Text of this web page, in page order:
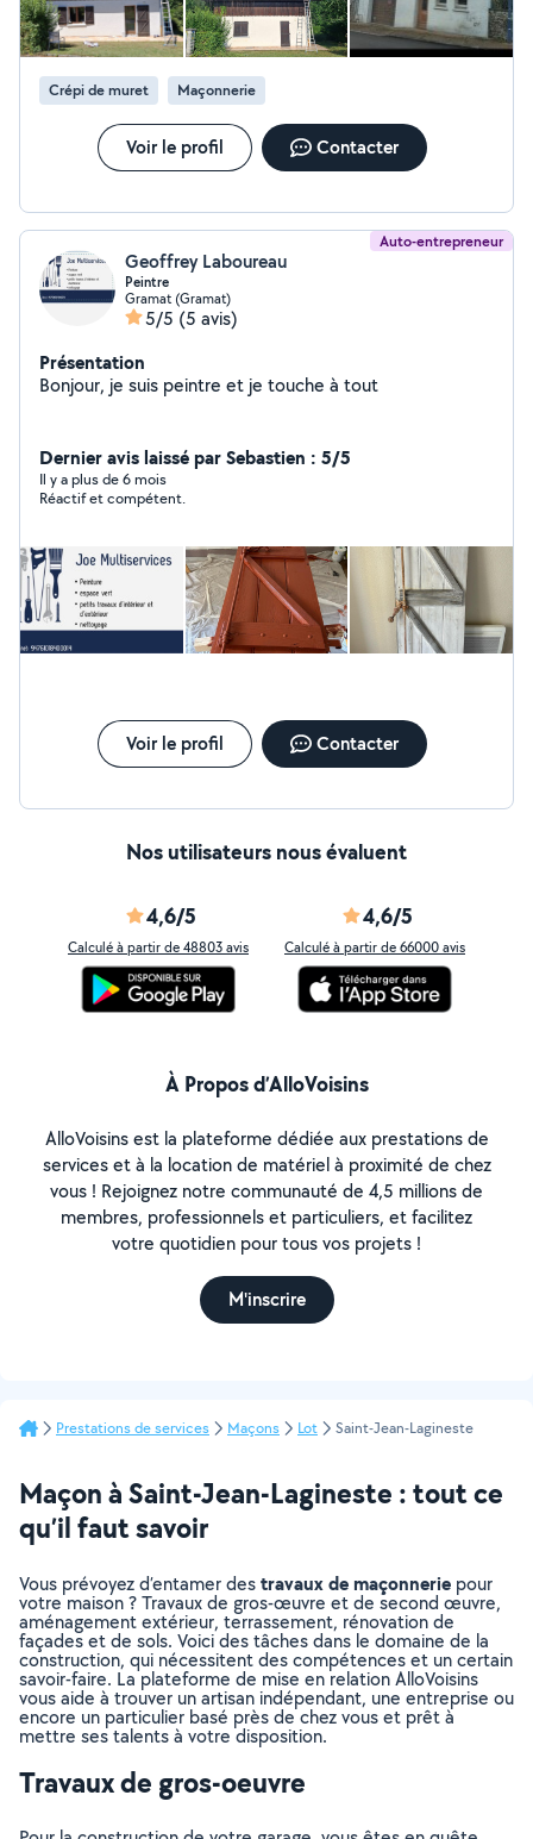
Crépi de muret Maçonnerie
Voir le profil Contacter
Auto-entrepreneur
Geoffrey Laboureau
Peintre
Gramat (Gramat)
5/5 (5 avis)
Présentation
Bonjour, je suis peintre et je touche à tout
Dernier avis laissé par Sebastien : 5/5
Il y a plus de 6 mois
Réactif et compétent.
Voir le profil Contacter
Nos utilisateurs nous évaluent
4,6/5
Calculé à partir de 48803 avis
4,6/5
Calculé à partir de 66000 avis
À Propos d’AlloVoisins
AlloVoisins est la plateforme dédiée aux prestations de
services et à la location de matériel à proximité de chez
vous ! Rejoignez notre communauté de 4,5 millions de
membres, professionnels et particuliers, et facilitez
votre quotidien pour tous vos projets !
M'inscrire
Prestations de services Maçons Lot Saint-Jean-Lagineste
Maçon à Saint-Jean-Lagineste : tout ce
qu’il faut savoir
Vous prévoyez d’entamer destravaux de maçonnerie pour
votre maison ? Travaux de gros-œuvre et de second œuvre,
aménagement extérieur, terrassement, rénovation de
façades et de sols. Voici des tâches dans le domaine de la
construction, qui nécessitent des compétences et un certain
savoir-faire. La plateforme de mise en relation AlloVoisins
vous aide à trouver un artisan indépendant, une entreprise ou
encore un particulier basé près de chez vous et prêt à
mettre ses talents à votre disposition.
Travaux de gros-oeuvre